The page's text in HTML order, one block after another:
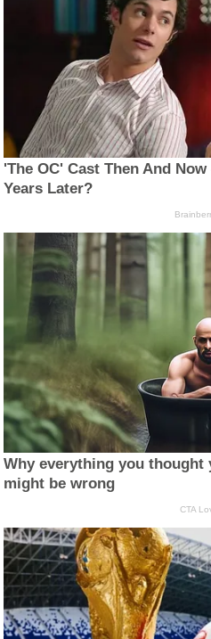
'The OC' Cast Then And
Years Later?
Why everything you thought
might be wrong
CTA